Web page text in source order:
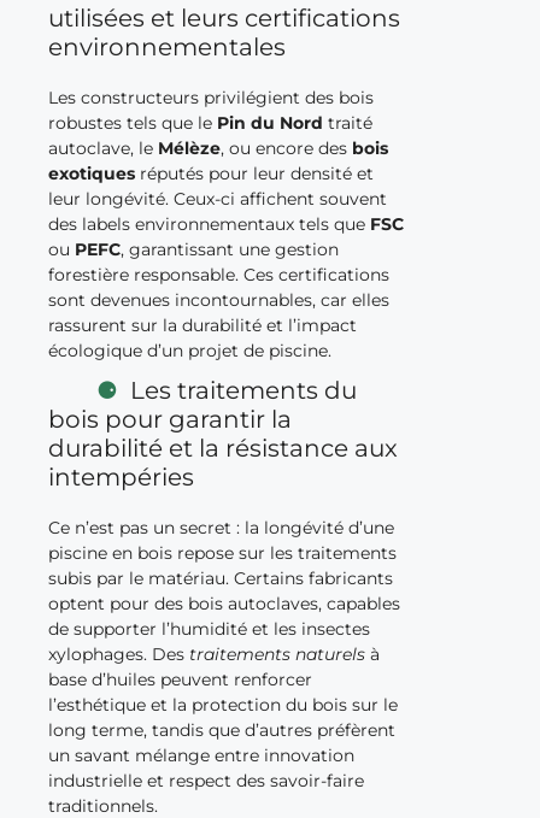
utilisées et leurs certifications
environnementales
Les constructeurs privilégient des bois
robustes tels que le Pin du Nord traité
autoclave, le Mélèze, ou encore des bois
exotiques réputés pour leur densité et
leur longévité. Ceux-ci affichent souvent
des labels environnementaux tels que FSC
ou PEFC, garantissant une gestion
forestière responsable. Ces certifications
sont devenues incontournables, car elles
rassurent sur la durabilité et l’impact
écologique d’un projet de piscine.
Les traitements du
bois pour garantir la
durabilité et la résistance aux
intempéries
Ce n’est pas un secret : la longévité d’une
piscine en bois repose sur les traitements
subis par le matériau. Certains fabricants
optent pour des bois autoclaves, capables
de supporter l’humidité et les insectes
xylophages. Des traitements naturels à
base d’huiles peuvent renforcer
l’esthétique et la protection du bois sur le
long terme, tandis que d’autres préfèrent
un savant mélange entre innovation
industrielle et respect des savoir-faire
traditionnels.